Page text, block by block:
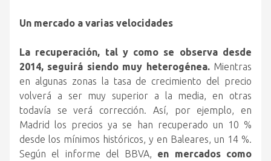
Un mercado a varias velocidades
La recuperación, tal y como se observa desde
2014, seguirá siendo muy heterogénea.Mientras
en algunas zonas la tasa de crecimiento del precio
volverá a ser muy superior a la media, en otras
todavía se verá corrección. Así, por ejemplo, en
Madrid los precios ya se han recuperado un 10 %
desde los mínimos históricos, y en Baleares, un 14 %.
Según el informe del BBVA, en mercados como